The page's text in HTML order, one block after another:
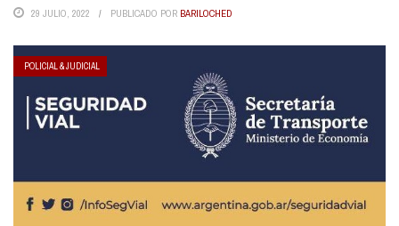
29 JULIO, 2022 PUBLICADO POR BARILOCHED
POLICIAL & JUDICIAL